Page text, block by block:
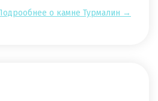
о камне Турмалин →